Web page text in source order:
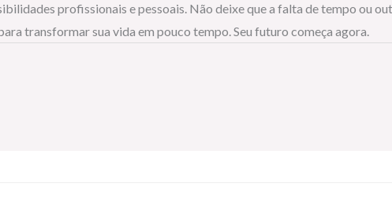
profissionais e pessoais. Não deixe que a falta de tempo ou
transformar sua vida em pouco tempo. Seu futuro começa agora.